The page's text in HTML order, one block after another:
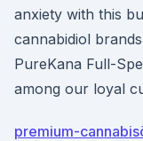
anxiety with this
cannabidiol
PureKana Full-
among our loyal
premium-